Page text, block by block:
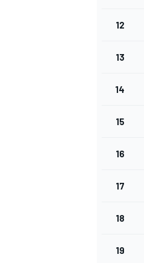
12
13
14
15
16
17
18
19